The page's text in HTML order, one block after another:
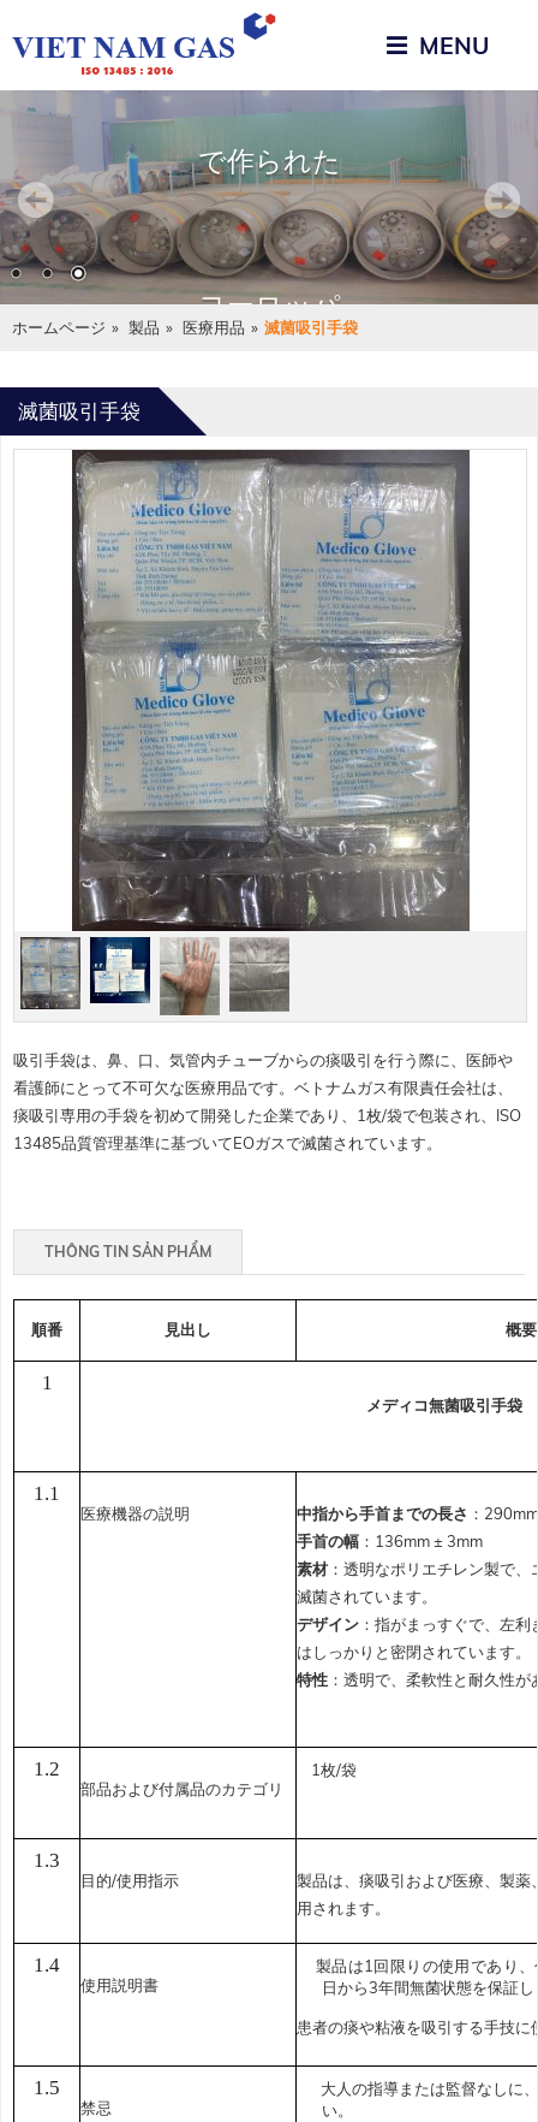
MENU
高品質の原材料
で作られた
ヨーロッパ
ホームページ » 製品 » 医療用品 » 滅菌吸引手袋
滅菌吸引手袋
吸引手袋は、鼻、口、気管内チューブからの痰吸引を行う際に、医師や
看護師にとって不可欠な医療用品です。ベトナムガス有限責任会社は、
痰吸引専用の手袋を初めて開発した企業であり、1枚/袋で包装され、ISO
13485品質管理基準に基づいてEOガスで滅菌されています。
THÔNG TIN SẢN PHẨM
順番 見出し 概
1
メディコ無菌吸引手袋
1.1
医療機器の説明 中指から手首までの長さ ：
手首の幅 ：136mm ± 3mm
素材 ：透明なポリエチレン製で
滅菌されています。
デザイン ：指がまっすぐで、左
はしっかりと密閉されています。
特性 ：透明で、柔軟性と耐久性
1.2
部品および付属品のカテゴリ
1枚/袋
1.3
目的/使用指示
製品は、痰吸引および医療、製
用されます。
1.4
使用説明書
製品は1回限りの使用であり
日から3年間無菌状態を保証
患者の痰や粘液を吸引する手技に
1.5
禁忌
大人の指導または監督なしに
い。